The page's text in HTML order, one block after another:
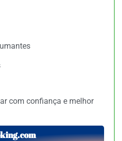
com confiança e melhor